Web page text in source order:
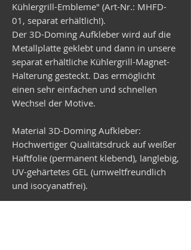
Kühlergrill-Embleme" (Art-Nr.: MHFD-
01, separat erhältlich!).
Der 3D-Doming Aufkleber wird auf die
Metallplatte geklebt und dann in unsere
separat erhältliche Kühlergrill-Magnet-
Halterung gesteckt. Das ermöglicht
einen sehr einfachen und schnellen
Wechsel der Motive.
Material 3D-Doming Aufkleber:
Hochwertiger Qualitätsdruck auf weißer
Haftfolie (permanent klebend), langlebig,
UV-gehärtetes GEL (umweltfreundlich
und isocyanatfrei).